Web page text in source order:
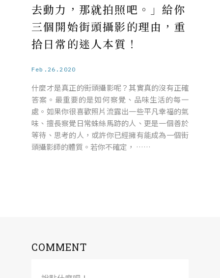
去動力，那就拍照吧。」給你
三個開始街頭攝影的理由，重
拾日常的迷人本質！
Feb.26.2020
什麼才是真正的街頭攝影呢？其實真的沒有正確
答案。最重要的是如何察覺、品味生活的每一
處。如果你很喜歡照片流露出一些平凡幸福的氣
味、擅長察覺日常蛛絲馬跡的人、更是一個善於
等待、思考的人，或許你已經擁有能成為一個街
頭攝影師的體質。若你不確定， ……
COMMENT